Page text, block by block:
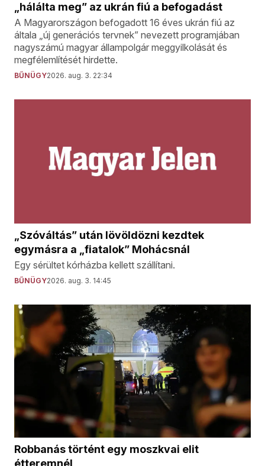
„hálálta meg” az ukrán fiú a befogadást
A Magyarországon befogadott 16 éves ukrán fiú az
általa „új generációs tervnek” nevezett programjában
nagyszámú magyar állampolgár meggyilkolását és
megfélemlítését hirdette.
BŰNÜGY2026. aug. 3. 22:34
„Szóváltás” után lövöldözni kezdtek
egymásra a „fiatalok” Mohácsnál
Egy sérültet kórházba kellett szállítani.
BŰNÜGY2026. aug. 3. 14:45
Robbanás történt egy moszkvai elit
étteremnél